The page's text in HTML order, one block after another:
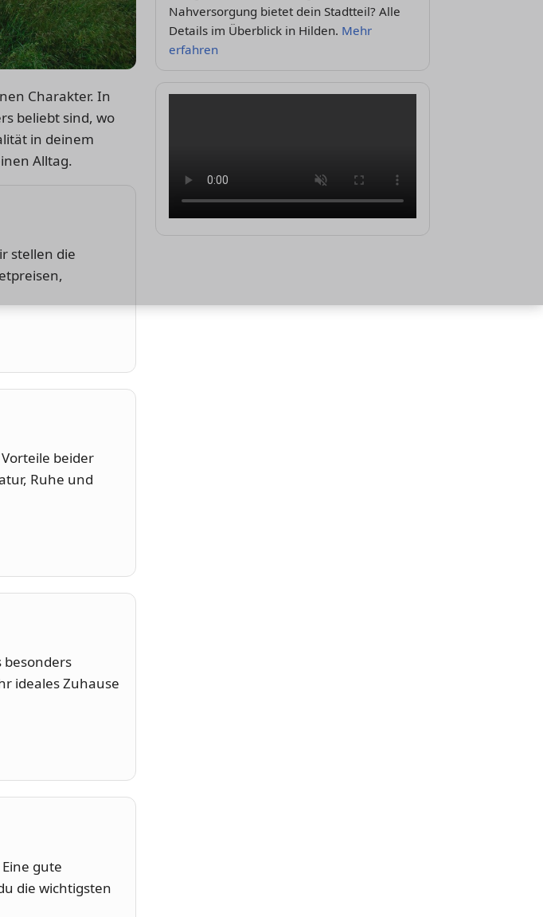
Charakter. In
beliebt sind, wo
in deinem
Alltag.
stellen die
beider
Ruhe und
besonders
ideales Zuhause
gute
die wichtigsten
Nahversorgung bietet dein Stadtteil? Alle
Details im Überblick in Hilden. Mehr
erfahren